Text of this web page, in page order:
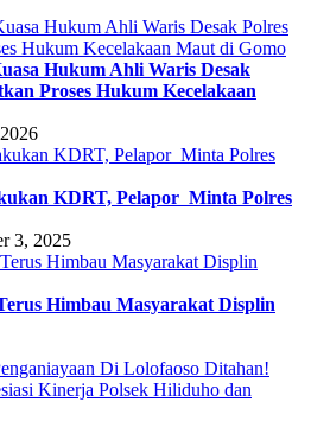
Hukum Ahli Waris Desak
Proses Hukum Kecelakaan
KDRT, Pelapor Minta Polres
3, 2025
Himbau Masyarakat Displin